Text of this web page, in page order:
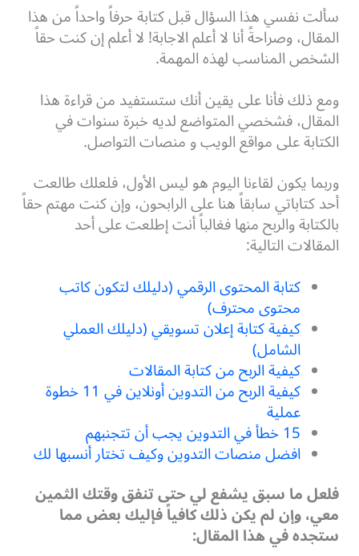
سألت نفسي هذا السؤال قبل كتابة حرفاً واحداً من هذا
المقال، وصراحةً أنا لا أعلم الاجابة! لا أعلم إن كنت حقاً
الشخص المناسب لهذه المهمة.
ومع ذلك فأنا على يقين أنك ستستفيد من قراءة هذا
المقال، فشخصي المتواضع لديه خبرة سنوات في
الكتابة على مواقع الويب و منصات التواصل.
وربما يكون لقاءنا اليوم هو ليس الأول، فلعلك طالعت
أحد كتاباتي سابقاً هنا على الرابحون، وإن كنت مهتم حقاً
بالكتابة والربح منها فغالباً أنت إطلعت على أحد
المقالات التالية:
كتابة المحتوى الرقمي (دليلك لتكون كاتب
محتوى محترف)
كيفية كتابة إعلان تسويقي (دليلك العملي
الشامل)
كيفية الربح من كتابة المقالات
كيفية الربح من التدوين أونلاين في 11 خطوة
عملية
15 خطأ في التدوين يجب أن تتجنبهم
افضل منصات التدوين وكيف تختار أنسبها لك
فلعل ما سبق يشفع لي حتى تنفق وقتك الثمين
معي، وإن لم يكن ذلك كافياً فإليك بعض مما
ستجده في هذا المقال: